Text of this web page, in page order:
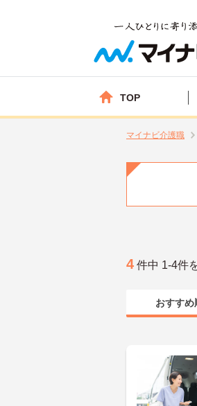
TOP
マイナビ介護職
4 件中 1-4件
おすすめ